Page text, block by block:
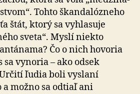
Tohto škan­da­lóz­neho
štát, ktorý sa vyhlasuje
sveta“. Myslí niekto
Čo o nich hovoria
sa vynoria – ako odsek
ľudia boli vyslaní
možno sa odtiaľ ani